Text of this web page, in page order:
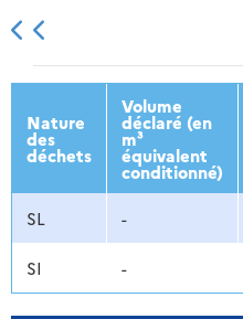
2013 2014
Nature
des
déchets
Volume
déclaré (en
m³
équivalent
conditionné)
SL -
SI -